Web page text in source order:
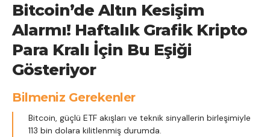
Bitcoin’de Altın Kesişim
Alarmı! Haftalık Grafik Kripto
Para Kralı İçin Bu Eşiği
Gösteriyor
Bilmeniz Gerekenler
Bitcoin, güçlü ETF akışları ve teknik sinyallerin birleşimiyle
113 bin dolara kilitlenmiş durumda.